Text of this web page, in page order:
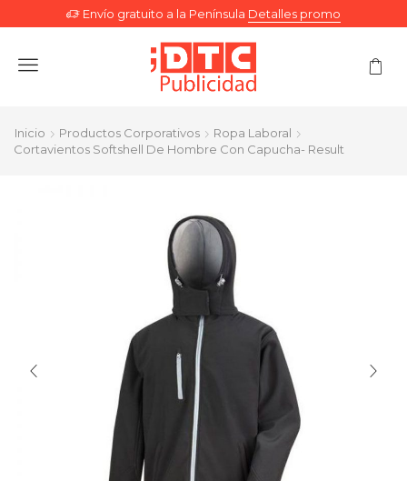
Envío gratuito a la Península Detalles promo
Menu
Inicio Productos Corporativos
Ropa Laboral
Cortavientos Softshell De Hombre Con Capucha- Result